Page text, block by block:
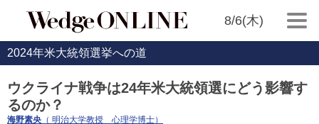
8/6(木)
2024年米大統領選挙への道
ウクライナ戦争は24年米大統領選にどう影響す
るのか？
海野素央 （ 明治大学教授 心理学博士）